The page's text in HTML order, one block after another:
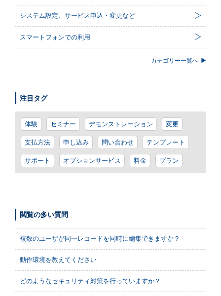
システム設定、サービス申込・変更など
スマートフォンでの利用
カテゴリー一覧へ
注目タグ
体験 セミナー デモンストレーション 変更
支払方法 申し込み 問い合わせ テンプレート
サポート オプションサービス 料金 プラン
閲覧の多い質問
複数のユーザが同一レコードを同時に編集できますか？
動作環境を教えてください
どのようなセキュリティ対策を行っていますか？